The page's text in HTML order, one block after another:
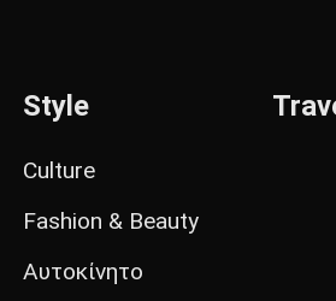
Style
Culture
Fashion & Beauty
Αυτοκίνητο